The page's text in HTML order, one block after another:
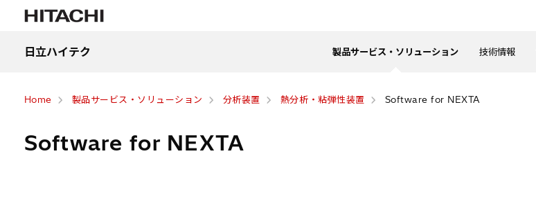
日立ハイテク 製品サービス・ソリューション 技術情報
Home 製品サービス・ソリューション 分析装置 熱分析・粘弾性装置 Software for NEXTA
Software for NEXTA